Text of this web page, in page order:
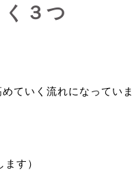
３つ
ていく流れになっていま
す）